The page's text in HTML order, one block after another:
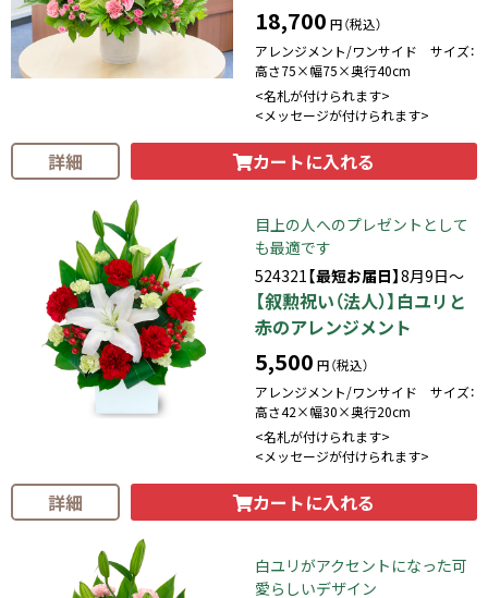
18,700 円（税込）
アレンジメント/ワンサイド サイズ：
高さ75×幅75×奥行40cm
<名札が付けられます>
<メッセージが付けられます>
詳細 カートに入れる
目上の人へのプレゼントとして
も最適です
524321【最短お届日】8月9日～
【叙勲祝い（法人）】白ユリと
赤のアレンジメント
5,500 円（税込）
アレンジメント/ワンサイド サイズ：
高さ42×幅30×奥行20cm
<名札が付けられます>
<メッセージが付けられます>
詳細 カートに入れる
白ユリがアクセントになった可
愛らしいデザイン